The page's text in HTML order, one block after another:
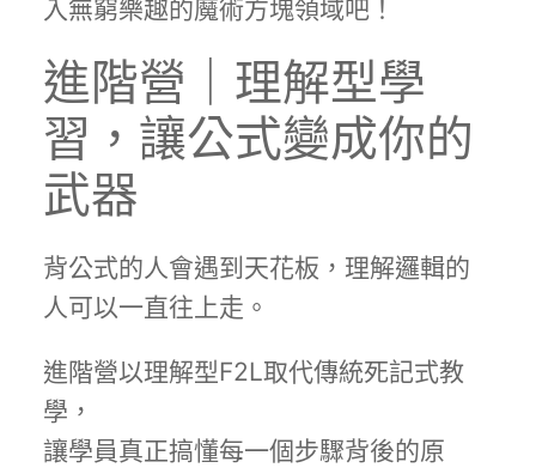
入無窮樂趣的魔術方塊領域吧！
進階營｜理解型學
習，讓公式變成你的
武器
背公式的人會遇到天花板，理解邏輯的
人可以一直往上走。
進階營以理解型F2L取代傳統死記式教
學，
讓學員真正搞懂每一個步驟背後的原